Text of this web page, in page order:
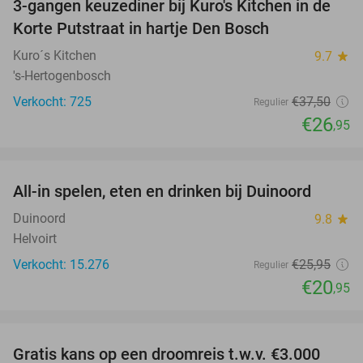
28%
3-gangen keuzediner bij Kuro's Kitchen in de
Korte Putstraat in hartje Den Bosch
Kuro´s Kitchen 9.7 star
's-Hertogenbosch
Verkocht: 725
Regulier €37,50
€26,95
All-in spelen, eten en drinken bij Duinoord
Duinoord 9.8 star
Helvoirt
Verkocht: 15.276
Regulier €25,95
€20,95
Gratis kans op een droomreis t.w.v. €3.000